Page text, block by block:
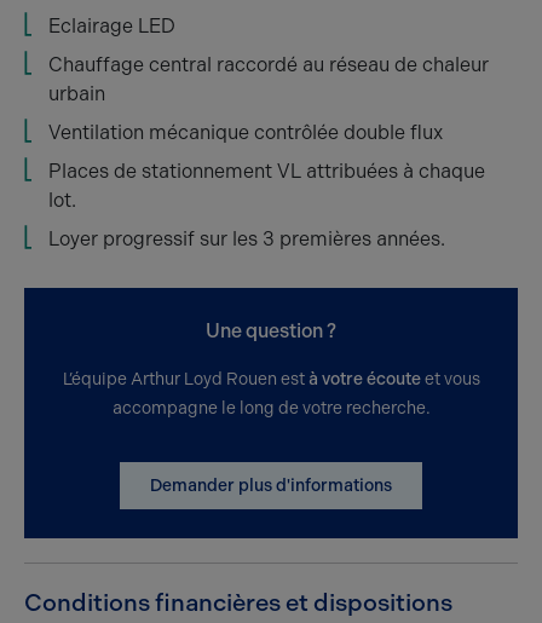
Eclairage LED
Chauffage central raccordé au réseau de chaleur
urbain
Ventilation mécanique contrôlée double flux
Places de stationnement VL attribuées à chaque
lot.
Loyer progressif sur les 3 premières années.
Une question ?
L’équipe Arthur Loyd Rouen est à votre écouteet vous
accompagne le long de votre recherche.
Demander plus d'informations
Conditions financières et dispositions